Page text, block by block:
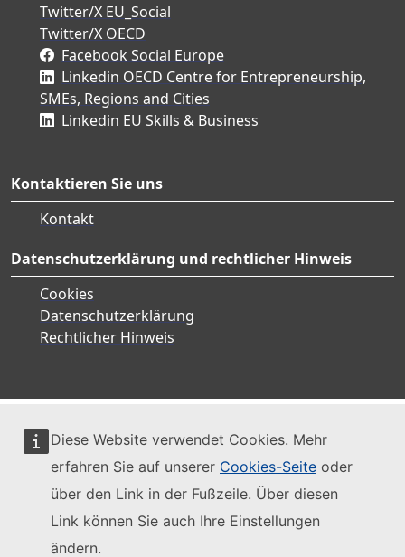
Diese Website verwendet Cookies. Mehr
erfahren Sie auf unserer Cookies-Seite oder
über den Link in der Fußzeile. Über diesen
Link können Sie auch Ihre Einstellungen
ändern.
Twitter/X EU_Social
Twitter/X OECD
Facebook Social Europe
Linkedin OECD Centre for Entrepreneurship,
SMEs, Regions and Cities
Linkedin EU Skills & Business
Kontaktieren Sie uns
Kontakt
Datenschutzerklärung und rechtlicher Hinweis
Cookies
Datenschutzerklärung
Rechtlicher Hinweis